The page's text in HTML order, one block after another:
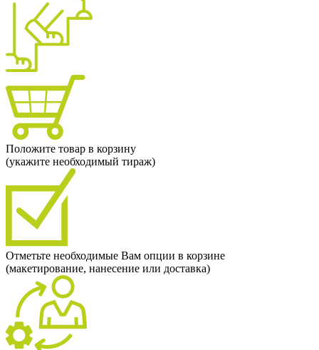
Положите товар в корзину
(укажите необходимый тираж)
Отметьте необходимые Вам опции в корзине
(макетирование, нанесение или доставка)